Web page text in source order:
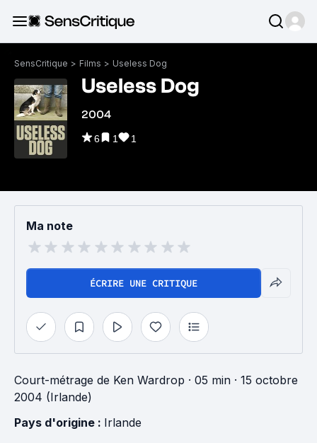
SensCritique > Films > Useless Dog
Useless Dog
2004
6 1 1
Ma note
ÉCRIRE UNE CRITIQUE
Court-métrage de Ken Wardrop · 05 min · 15 octobre
2004 (Irlande)
Pays d'origine : Irlande